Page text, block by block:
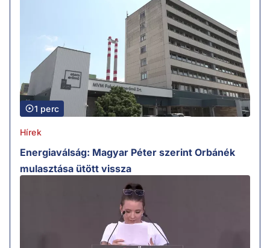
1 perc
Hírek
Energiaválság: Magyar Péter szerint Orbánék
mulasztása ütött vissza